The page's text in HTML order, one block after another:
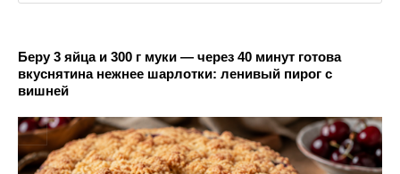
Беру 3 яйца и 300 г муки — через 40 минут готова
вкуснятина нежнее шарлотки: ленивый пирог с
вишней